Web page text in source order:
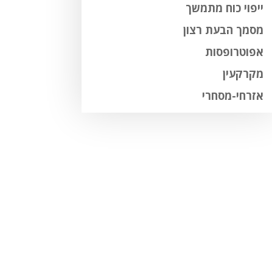
ייפוי כוח מתמשך
מסמך הבעת רצון
אפוטרופסות
מקרקעין
אזרחי-מסחרי